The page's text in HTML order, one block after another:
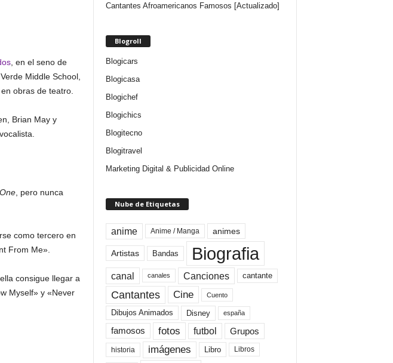
, en el seno de
Middle School,
obras de teatro.
Brian May y
, pero nunca
como tercero en
From Me».
consigue llegar a
Myself» y «Never
Cantantes Afroamericanos Famosos [Actualizado]
Blogroll
Blogicars
Blogicasa
Blogichef
Blogichics
Blogitecno
Blogitravel
Marketing Digital & Publicidad Online
Nube de Etiquetas
anime Anime / Manga animes
Artistas Bandas Biografia
canal canales Canciones cantante
Cantantes Cine Cuento
Dibujos Animados Disney españa
famosos fotos futbol Grupos
historia imágenes Libro Libros